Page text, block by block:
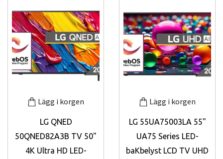
Lägg i korgen
LG QNED
50QNED82A3B TV 50"
4K Ultra HD LED-
Lägg i korgen
LG 55UA75003LA 55"
UA75 Series LED-
baKbelyst LCD TV UHD